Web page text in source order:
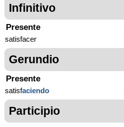
Infinitivo
Presente
satisfacer
Gerundio
Presente
satisfaciendo
Participio